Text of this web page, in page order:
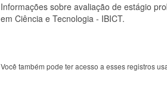
Informações sobre avaliação de estágio
em Ciência e Tecnologia - IBICT.
Você também pode ter acesso a esses registros